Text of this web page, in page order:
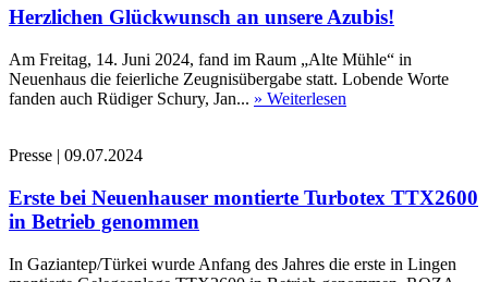
Herzlichen Glückwunsch an unsere Azubis!
Am Freitag, 14. Juni 2024, fand im Raum „Alte Mühle“ in
Neuenhaus die feierliche Zeugnisübergabe statt. Lobende Worte
fanden auch Rüdiger Schury, Jan... » Weiterlesen
Presse | 09.07.2024
Erste bei Neuenhauser montierte Turbotex TTX2600
in Betrieb genommen
In Gaziantep/Türkei wurde Anfang des Jahres die erste in Lingen